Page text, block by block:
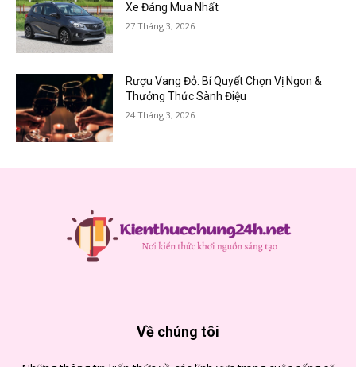
Xe Đáng Mua Nhất
27 Tháng 3, 2026
Rượu Vang Đỏ: Bí Quyết Chọn Vị Ngon &
Thưởng Thức Sành Điệu
24 Tháng 3, 2026
Về chúng tôi